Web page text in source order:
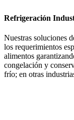
Refrigeración
Nuestras soluciones
los requerimientos
alimentos
congelación y
frío; en otras